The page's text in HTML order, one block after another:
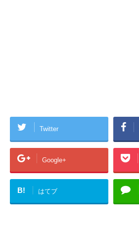
Twitter
Google+
B! はてブ